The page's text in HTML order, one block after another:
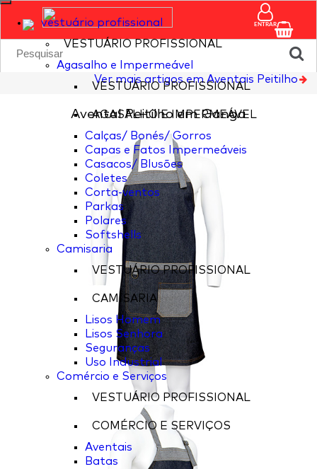
vestuário profissional
VESTUÁRIO PROFISSIONAL
Agasalho e Impermeável
VESTUÁRIO PROFISSIONAL
AGASALHO E IMPERMEÁVEL
Calças/ Bonés/ Gorros
Capas e Fatos Impermeáveis
Casacos/ Blusões
Coletes
Corta-ventos
Parkas
Polares
Softshells
Camisaria
VESTUÁRIO PROFISSIONAL
CAMISARIA
Lisos Homem
Lisos Senhora
Seguranças
Uso Industrial
Comércio e Serviços
VESTUÁRIO PROFISSIONAL
COMÉRCIO E SERVIÇOS
Aventais
Batas
ENTRAR
Ver mais artigos em Aventais Peitilho
Avental Peitilho em Ganga